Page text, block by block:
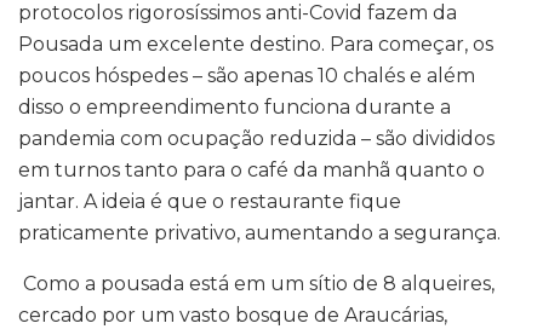
protocolos rigorosíssimos anti-Covid fazem da
Pousada um excelente destino. Para começar, os
poucos hóspedes – são apenas 10 chalés e além
disso o empreendimento funciona durante a
pandemia com ocupação reduzida – são divididos
em turnos tanto para o café da manhã quanto o
jantar. A ideia é que o restaurante fique
praticamente privativo, aumentando a segurança.
Como a pousada está em um sítio de 8 alqueires,
cercado por um vasto bosque de Araucárias,